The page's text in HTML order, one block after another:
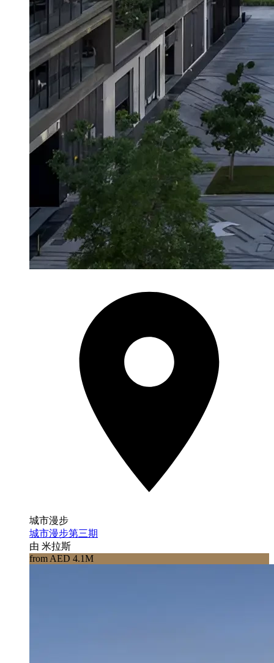
城市漫步
城市漫步第三期
由 米拉斯
from AED 4.1M